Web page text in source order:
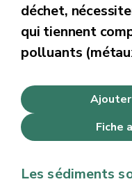
déchet,
qui tiennent
polluants
Fiche
Les sédiments